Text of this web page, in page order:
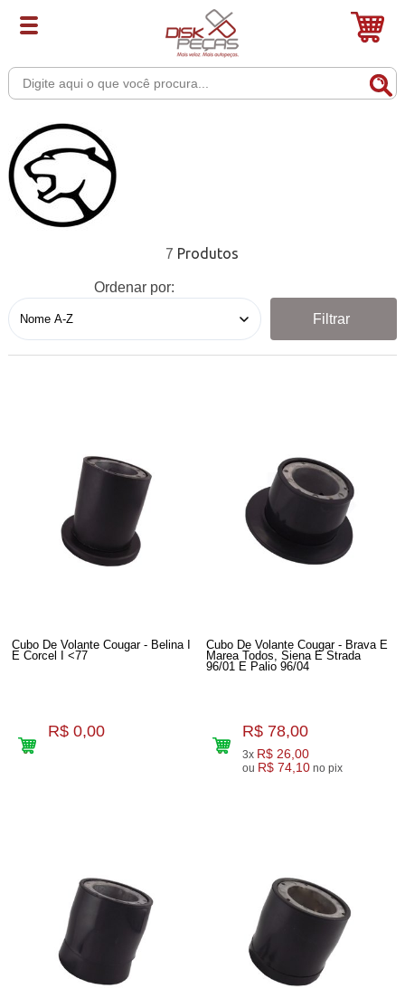
7
Ordenar por:
Filtrar
Cubo De Volante Cougar - Belina I
E Corcel I <77
R$ 0,00
Cubo De Volante Cougar - Brava E
Marea Todos, Siena E Strada
96/01 E Palio 96/04
R$ 78,00
3x R$ 26,00
ou R$ 74,10 no pix